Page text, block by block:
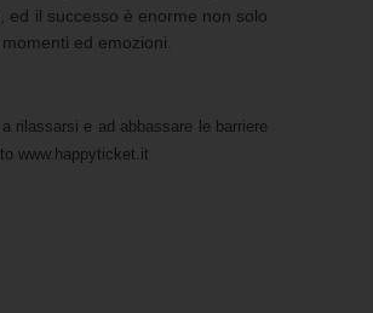
il successo è enorme non solo
ed emozioni.
rilassarsi e ad abbassare le barriere
www.happyticket.it